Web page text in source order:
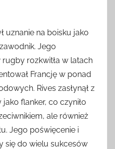
uznanie na boisku jako
Jego
rozkwitła w latach
Francję w ponad
Rives zasłynął z
flanker, co czyniło
ale również
Jego poświęcenie i
się do wielu sukcesów